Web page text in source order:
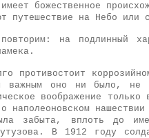
божественное
путешествие на Небо или
на подлинный
противостоит
важным оно ни было, не
воображение
наполеоновском
забыта, вплоть до
В 1912 году